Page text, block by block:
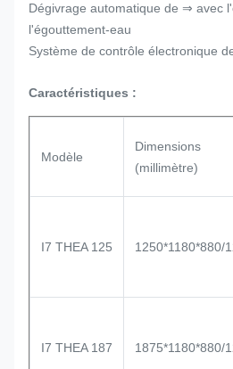
Dégivrage automatique de ⇒ avec
l'égouttement-eau
Système de contrôle électronique
Caractéristiques :
Modèle
Dimensions
(millimètre)
I7 THEA 125 1250*1180*880/
I7 THEA 187 1875*1180*880/